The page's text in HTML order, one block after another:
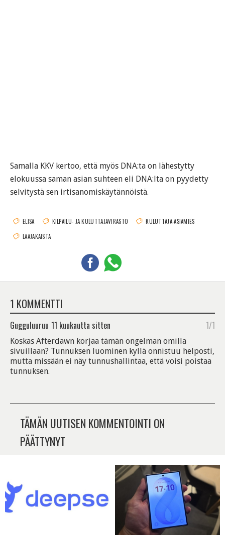
Samalla KKV kertoo, että myös DNA:ta on lähestytty
elokuussa saman asian suhteen eli DNA:lta on pyydetty
selvitystä sen irtisanomiskäytännöistä.
ELISA KILPAILU- JA KULUTTAJAVIRASTO
KULUTTAJA-ASIAMIES
LAAJAKAISTA
1 KOMMENTTI
Gugguluuruu 11 kuukautta sitten 1/1
Koskas Afterdawn korjaa tämän ongelman omilla
sivuillaan? Tunnuksen luominen kyllä onnistuu helposti,
mutta missään ei näy tunnushallintaa, että voisi poistaa
tunnuksen.
TÄMÄN UUTISEN KOMMENTOINTI ON
PÄÄTTYNYT